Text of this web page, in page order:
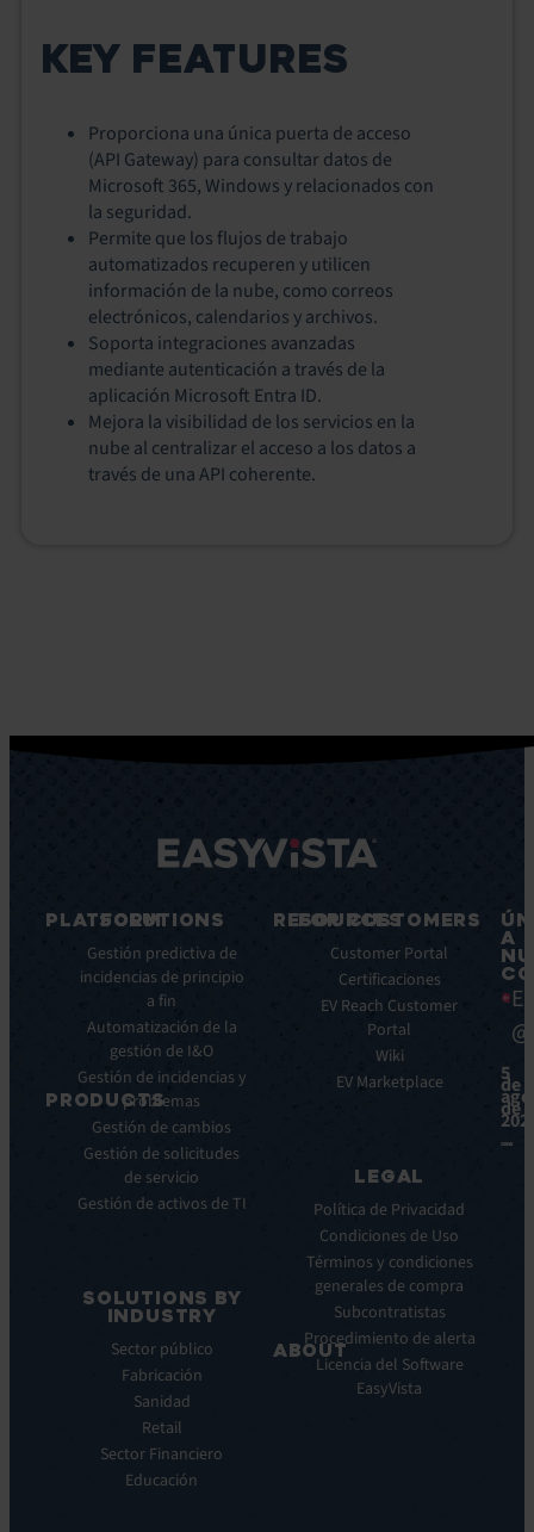
KEY FEATURES
Proporciona una única puerta de acceso
(API Gateway) para consultar datos de
Microsoft 365, Windows y relacionados con
la seguridad.
Permite que los flujos de trabajo
automatizados recuperen y utilicen
información de la nube, como correos
electrónicos, calendarios y archivos.
Soporta integraciones avanzadas
mediante autenticación a través de la
aplicación Microsoft Entra ID.
Mejora la visibilidad de los servicios en la
nube al centralizar el acceso a los datos a
través de una API coherente.
PLATFORM
Características
principales
Integraciones
PRODUCTS
ITSM:
EV
Manager
Automatización:
Orchestrate
Descubrimiento
Discovery
SOLUTIONS
Gestión predictiva de
incidencias de principio
a fin
Automatización de la
gestión de I&O
Gestión de incidencias y
problemas
Gestión de cambios
Gestión de solicitudes
de servicio
Gestión de activos de TI
SOLUTIONS BY
INDUSTRY
Sector público
Fabricación
Sanidad
Retail
Sector Financiero
Educación
RESOURCES
Ebooks
Whitepapers
Notas
prensa
ABOUT
FOR CUSTOMERS
Customer Portal
Certificaciones
EV Reach Customer
Portal
Wiki
EV Marketplace
LEGAL
Política de Privacidad
Condiciones de Uso
Términos y condiciones
generales de compra
Subcontratistas
Procedimiento de alerta
Licencia del Software
EasyVista
A
5
de
de